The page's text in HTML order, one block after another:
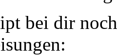
bei dir